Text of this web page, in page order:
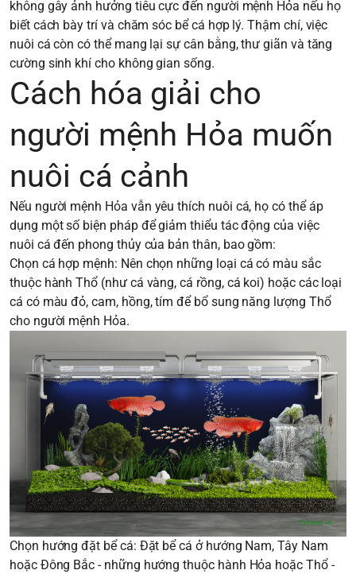
không gây ảnh hưởng tiêu cực đến người mệnh Hỏa nếu họ
biết cách bày trí và chăm sóc bể cá hợp lý. Thậm chí, việc
nuôi cá còn có thể mang lại sự cân bằng, thư giãn và tăng
cường sinh khí cho không gian sống.
Cách hóa giải cho
người mệnh Hỏa muốn
nuôi cá cảnh
Nếu người mệnh Hỏa vẫn yêu thích nuôi cá, họ có thể áp
dụng một số biện pháp để giảm thiểu tác động của việc
nuôi cá đến phong thủy của bản thân, bao gồm:
Chọn cá hợp mệnh: Nên chọn những loại cá có màu sắc
thuộc hành Thổ (như cá vàng, cá rồng, cá koi) hoặc các loại
cá có màu đỏ, cam, hồng, tím để bổ sung năng lượng Thổ
cho người mệnh Hỏa.
Chọn hướng đặt bể cá: Đặt bể cá ở hướng Nam, Tây Nam
hoặc Đông Bắc - những hướng thuộc hành Hỏa hoặc Thổ -